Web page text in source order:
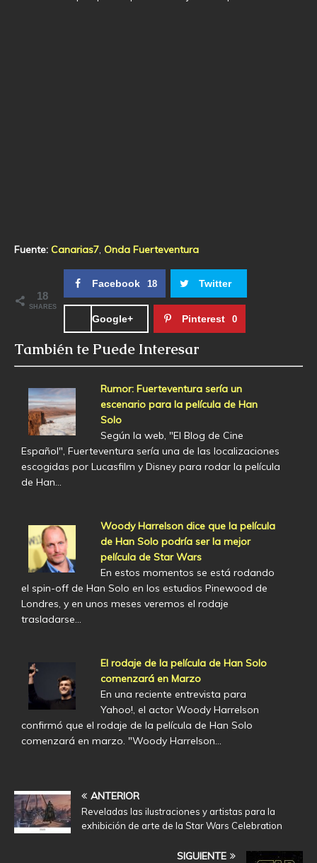
Fuente: Canarias7, Onda Fuerteventura
18
SHARES
Facebook 18 Twitter
Google+ Pinterest 0
También te Puede Interesar
Rumor: Fuerteventura sería un
escenario para la película de Han
Solo
Según la web, "El Blog de Cine
Español", Fuerteventura sería una de las localizaciones
escogidas por Lucasfilm y Disney para rodar la película
de Han…
Woody Harrelson dice que la película
de Han Solo podría ser la mejor
película de Star Wars
En estos momentos se está rodando
el spin-off de Han Solo en los estudios Pinewood de
Londres, y en unos meses veremos el rodaje
trasladarse…
El rodaje de la película de Han Solo
comenzará en Marzo
En una reciente entrevista para
Yahoo!, el actor Woody Harrelson
confirmó que el rodaje de la película de Han Solo
comenzará en marzo. "Woody Harrelson…
ANTERIOR
Reveladas las ilustraciones y artistas para la
exhibición de arte de la Star Wars Celebration
SIGUIENTE